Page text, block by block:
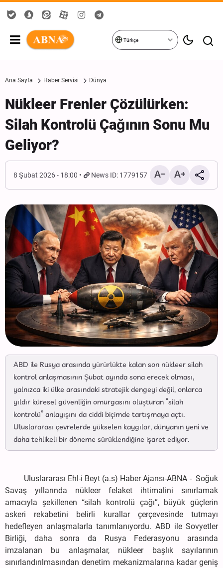
Türkçe
Ana Sayfa Haber Servisi Dünya
Nükleer Frenler Çözülürken:
Silah Kontrolü Çağının Sonu Mu
Geliyor?
8 Şubat 2026 - 18:00 News ID: 1779157
ABD ile Rusya arasında yürürlükte kalan son nükleer silah
kontrol anlaşmasının Şubat ayında sona erecek olması,
yalnızca iki ülke arasındaki stratejik dengeyi değil, onlarca
yıldır küresel güvenliğin omurgasını oluşturan “silah
kontrolü” anlayışını da ciddi biçimde tartışmaya açtı.
Uluslararası çevrelerde yükselen kaygılar, dünyanın yeni ve
daha tehlikeli bir döneme sürüklendiğine işaret ediyor.
Uluslararası Ehl-i Beyt (a.s) Haber Ajansı-ABNA - Soğuk
Savaş yıllarında nükleer felaket ihtimalini sınırlamak
amacıyla şekillenen “silah kontrolü çağı”, büyük güçlerin
askeri rekabetini belirli kurallar çerçevesinde tutmayı
hedefleyen anlaşmalarla tanımlanıyordu. ABD ile Sovyetler
Birliği, daha sonra da Rusya Federasyonu arasında
imzalanan bu anlaşmalar, nükleer başlık sayılarının
sınırlandırılmasından denetim mekanizmalarına kadar geniş